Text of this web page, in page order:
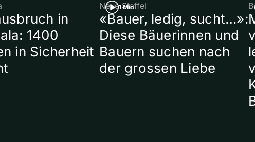
in
1400
in Sicherheit
1 Min
Neue Staffel
«Bauer, ledig, sucht…»:
Diese Bäuerinnen und
Bauern suchen nach
der grossen Liebe